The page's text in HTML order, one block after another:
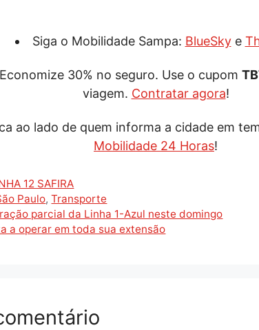
Siga o Mobilidade Sampa: BlueSkye
30% no seguro. Use o cupom
viagem. Contratar agora!
ao lado de quem informa a cidade em
Mobilidade 24 Horas!
12 SAFIRA
Paulo,Transporte
parcial da Linha 1-Azul neste domingo
a operar em toda sua extensão